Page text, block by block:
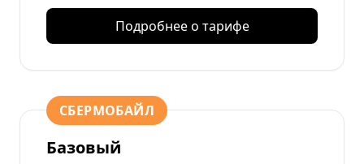
Подробнее о тарифе
СБЕРМОБАЙЛ
Базовый